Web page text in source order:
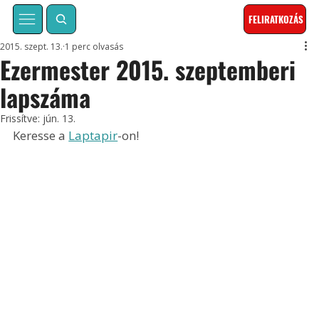
FELIRATKOZÁS
Ezermester 2015. szeptemberi
lapszáma
2015. szept. 13. 1 perc olvasás
Frissítve: jún. 13.
Keresse a Laptapir-on!